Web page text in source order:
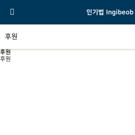
인기법 Ingibeob
후원
후원
후원